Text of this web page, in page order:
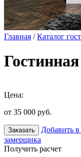
Главная /Каталог
Цена:
от 35 000 руб.
Заказать Добавить
замерщика
Получить расчет